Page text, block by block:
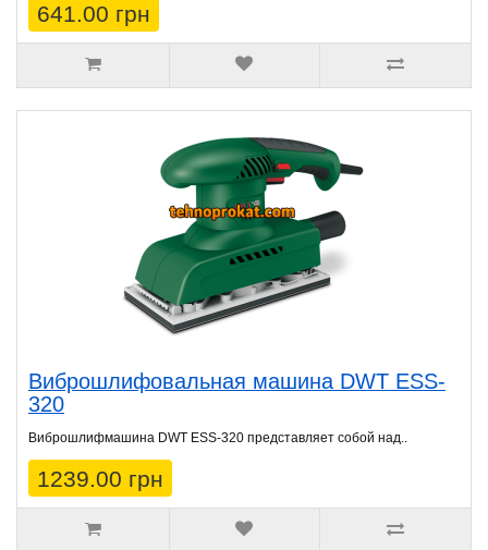
641.00 грн
Виброшлифовальная машина DWT ESS-
320
Виброшлифмашина DWT ESS-320 представляет собой над..
1239.00 грн